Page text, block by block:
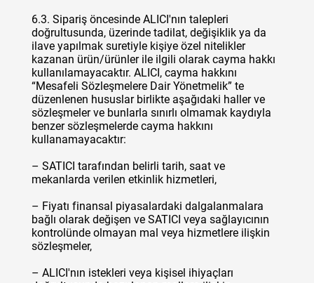
6.3. Sipariş öncesinde ALICI'nın talepleri
doğrultusunda, üzerinde tadilat, değişiklik ya da
ilave yapılmak suretiyle kişiye özel nitelikler
kazanan ürün/ürünler ile ilgili olarak cayma hakkı
kullanılamayacaktır. ALICI, cayma hakkını
“Mesafeli Sözleşmelere Dair Yönetmelik” te
düzenlenen hususlar birlikte aşağıdaki haller ve
sözleşmeler ve bunlarla sınırlı olmamak kaydıyla
benzer sözleşmelerde cayma hakkını
kullanamayacaktır:
– SATICI tarafından belirli tarih, saat ve
mekanlarda verilen etkinlik hizmetleri,
– Fiyatı finansal piyasalardaki dalgalanmalara
bağlı olarak değişen ve SATICI veya sağlayıcının
kontrolünde olmayan mal veya hizmetlere ilişkin
sözleşmeler,
– ALICI'nın istekleri veya kişisel ihiyaçları